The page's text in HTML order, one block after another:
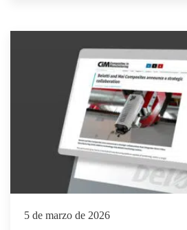
5 de marzo de 2026